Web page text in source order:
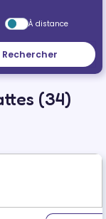
À distance
Rechercher
(34)